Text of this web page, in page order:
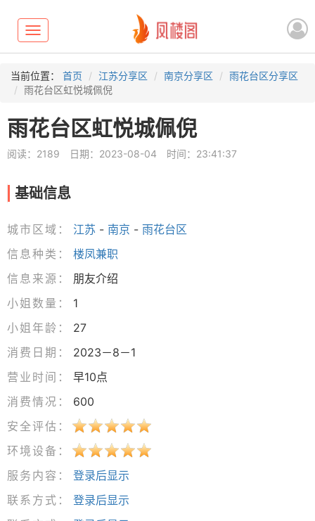
Toggle
navigation
当前位置： 首页 江苏分享区 南京分享区
雨花台区分享区
雨花台区虹悦城佩倪
雨花台区虹悦城佩倪
阅读：2189 日期：2023-08-04 时间：23:41:37
基础信息
城市区域： 江苏 - 南京 - 雨花台区
信息种类：
楼凤兼职
信息来源：
朋友介绍
小姐数量：
1
小姐年龄：
27
消费日期：
2023－8－1
营业时间：
早10点
消费情况：
600
安全评估：
环境设备：
服务内容：
登录后显示
联系方式：
登录后显示